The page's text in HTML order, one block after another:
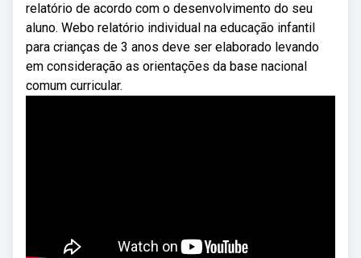
relatório de acordo com o desenvolvimento do seu
aluno. Webo relatório individual na educação infantil
para crianças de 3 anos deve ser elaborado levando
em consideração as orientações da base nacional
comum curricular.